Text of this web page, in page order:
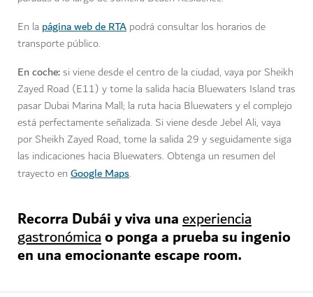
En la página web de RTA podrá consultar los horarios de
transporte público.
En coche:si viene desde el centro de la ciudad, vaya por Sheikh
Zayed Road (E11) y tome la salida hacia Bluewaters Island tras
pasar Dubai Marina Mall; la ruta hacia Bluewaters y el complejo
está perfectamente señalizada. Si viene desde Jebel Ali, vaya
por Sheikh Zayed Road, tome la salida 29 y seguidamente siga
las indicaciones hacia Bluewaters. Obtenga un resumen del
trayecto en Google Maps.
Recorra Dubái y viva unaexperiencia
gastronómicao ponga a prueba su ingenio
en una emocionante escape room.